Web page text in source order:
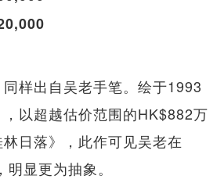
样出自吴老手笔。绘于1993
以超越估价范围的HK$882万
日落》，此作可见吴老在
显更为抽象。